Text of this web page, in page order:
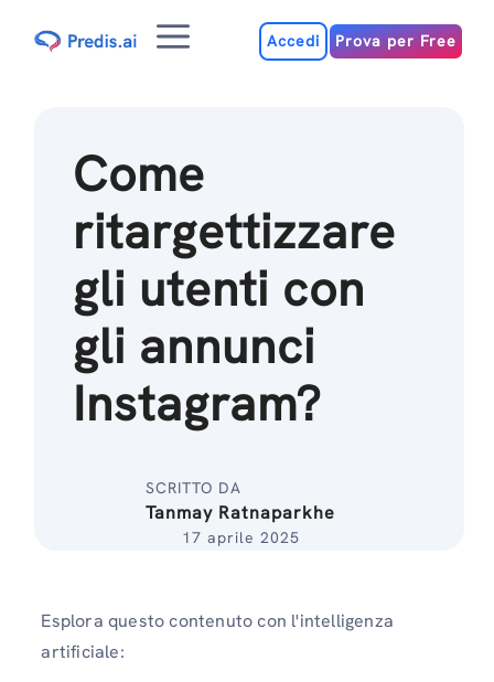
MenuAccedi Prova per Free
Come
ritargettizzare
gli utenti con
gli annunci
Instagram?
SCRITTO DA
Tanmay Ratnaparkhe
17 aprile 2025
Esplora questo contenuto con l'intelligenza
artificiale: